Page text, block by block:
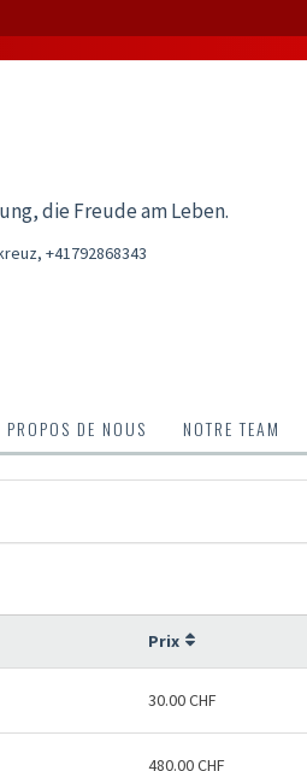
die Freude am Leben.
, +41792868343
PROPOS DE NOUS NOTRE TEAM
Prix
30.00 CHF
480.00 CHF